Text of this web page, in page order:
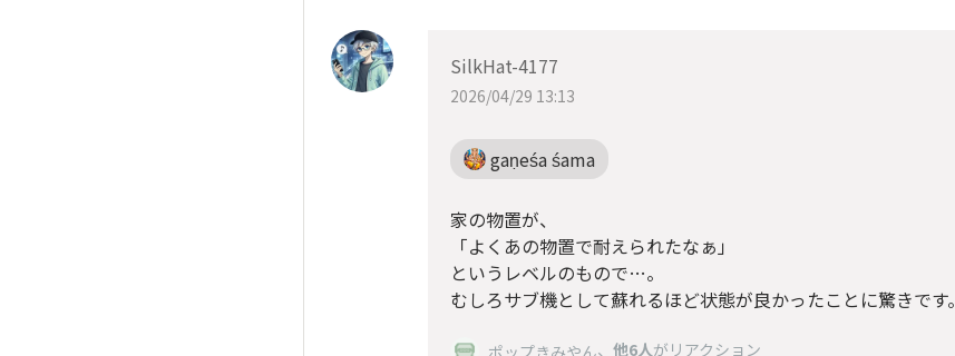
SilkHat-4177
2026/04/29 13:13
gaṇeśa śama
家の物置が、
「よくあの物置で耐えられたなぁ」
というレベルのもので…。
むしろサブ機として蘇れるほど状態が良かったことに驚きです。
ポップきみやん、 他6人がリアクション